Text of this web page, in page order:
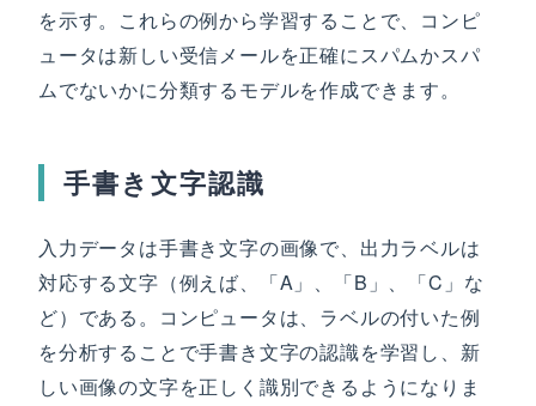
を示す。これらの例から学習することで、コンピ
ュータは新しい受信メールを正確にスパムかスパ
ムでないかに分類するモデルを作成できます。
手書き文字認識
入力データは手書き文字の画像で、出力ラベルは
対応する文字（例えば、「A」、「B」、「C」な
ど）である。コンピュータは、ラベルの付いた例
を分析することで手書き文字の認識を学習し、新
しい画像の文字を正しく識別できるようになりま